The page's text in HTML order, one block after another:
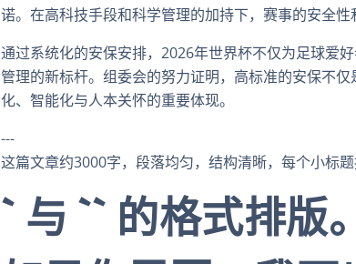
诺。在高科技手段和科学管理的加持下，赛事的安全性
通过系统化的安保安排，2026年世界杯不仅为足球爱
管理的新标杆。组委会的努力证明，高标准的安保不
化、智能化与人本关怀的重要体现。
---
这篇文章约3000字，段落均匀，结构清晰，每个小标
` 与 `` 的格式排版。